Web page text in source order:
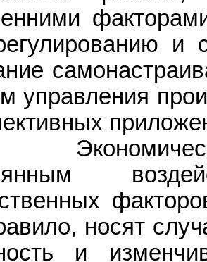
и
управления
носят
и